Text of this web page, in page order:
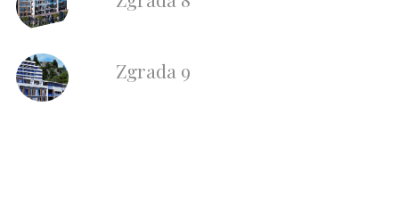
Zgrada 9